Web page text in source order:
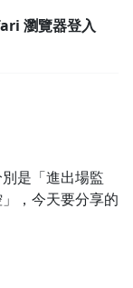
瀏覽器登入
是「進出場監
，今天要分享的